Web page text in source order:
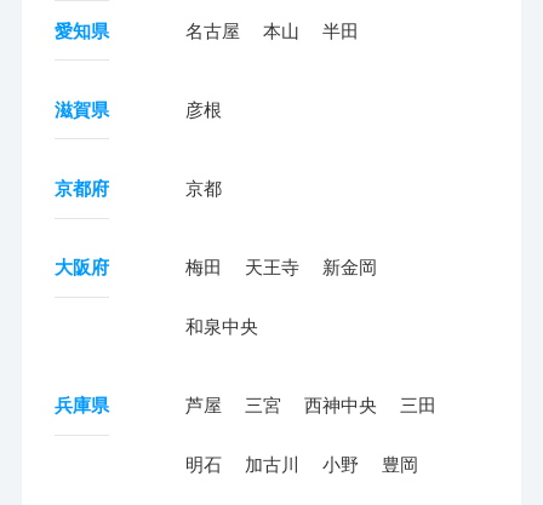
愛知県 名古屋 本山 半田
滋賀県 彦根
京都府 京都
大阪府 梅田 天王寺 新金岡
和泉中央
兵庫県 芦屋 三宮 西神中央 三田
明石 加古川 小野 豊岡